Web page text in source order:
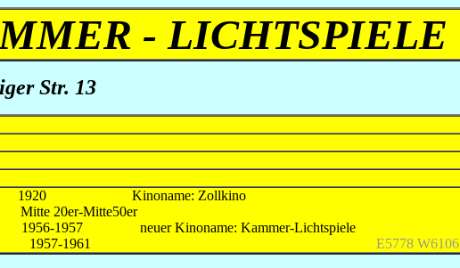
- LICHTSPIELE
Str. 13
Zollkino
Mitte50er
neuer Kinoname: Kammer-Lichtspiele
Schöningen 1957-1961 E5778 W6106